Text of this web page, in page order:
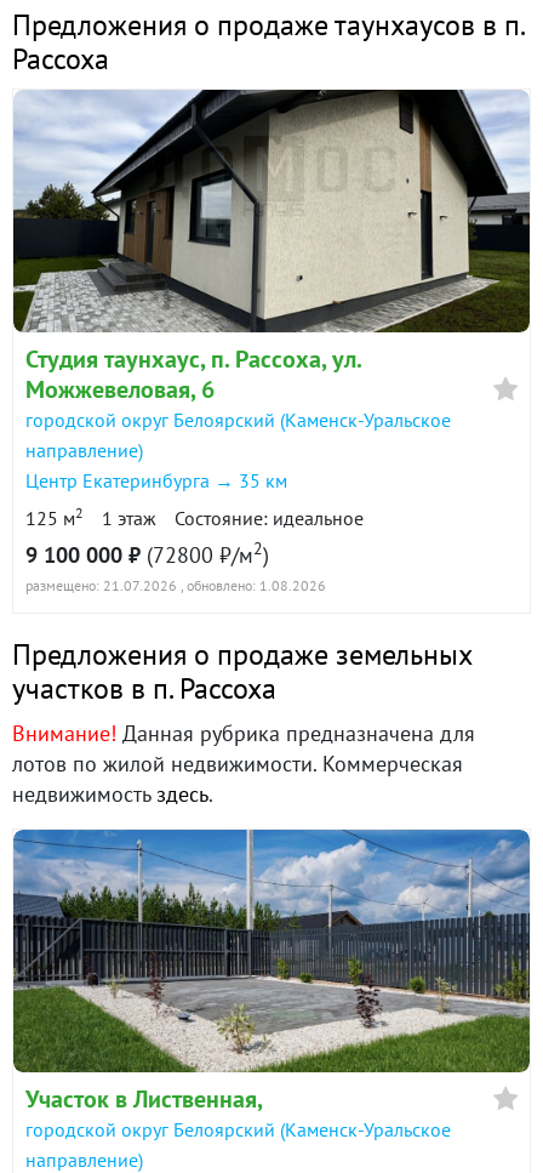
Предложения о продаже таунхаусов в п.
Рассоха
Студия таунхаус, п. Рассоха, ул.
Можжевеловая, 6
городской округ Белоярский (Каменск-Уральское
направление)
Центр Екатеринбурга → 35 км
125 м2 1 этаж Состояние: идеальное
9 100 000 ₽ (72800 ₽/м2)
размещено: 21.07.2026 , обновлено: 1.08.2026
Предложения о продаже земельных
участков в п. Рассоха
Внимание! Данная рубрика предназначена для
лотов по жилой недвижимости. Коммерческая
недвижимостьздесь.
Участок в Лиственная,
городской округ Белоярский (Каменск-Уральское
направление)